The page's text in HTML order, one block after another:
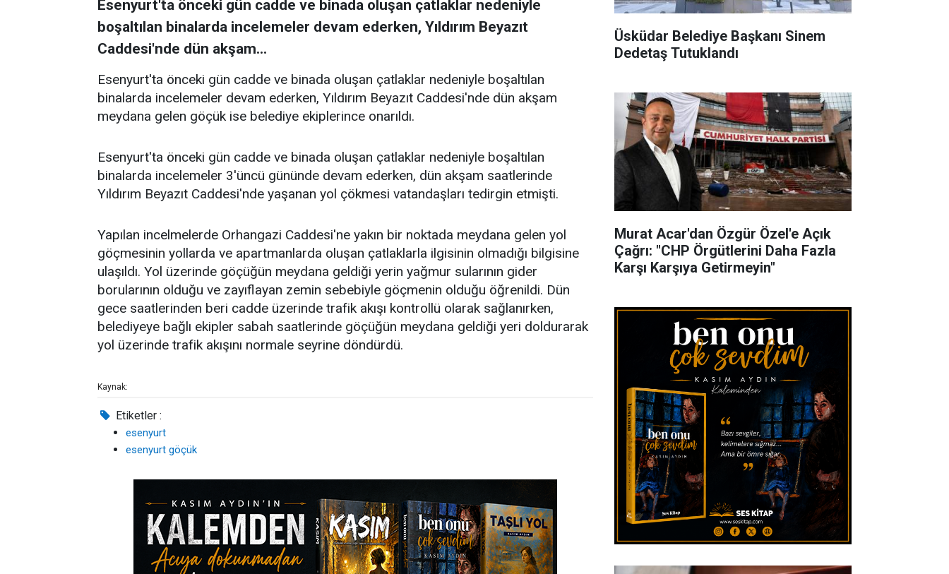
Esenyurt'ta önceki gün cadde ve binada oluşan çatlaklar nedeniyle
boşaltılan binalarda incelemeler devam ederken, Yıldırım Beyazıt
Caddesi'nde dün akşam...
Esenyurt'ta önceki gün cadde ve binada oluşan çatlaklar nedeniyle boşaltılan
binalarda incelemeler devam ederken, Yıldırım Beyazıt Caddesi'nde dün akşam
meydana gelen göçük ise belediye ekiplerince onarıldı.
Esenyurt'ta önceki gün cadde ve binada oluşan çatlaklar nedeniyle boşaltılan
binalarda incelemeler 3'üncü gününde devam ederken, dün akşam saatlerinde
Yıldırım Beyazıt Caddesi'nde yaşanan yol çökmesi vatandaşları tedirgin etmişti.
Yapılan incelmelerde Orhangazi Caddesi'ne yakın bir noktada meydana gelen yol
göçmesinin yollarda ve apartmanlarda oluşan çatlaklarla ilgisinin olmadığı bilgisine
ulaşıldı. Yol üzerinde göçüğün meydana geldiği yerin yağmur sularının gider
borularının olduğu ve zayıflayan zemin sebebiyle göçmenin olduğu öğrenildi. Dün
gece saatlerinden beri cadde üzerinde trafik akışı kontrollü olarak sağlanırken,
belediyeye bağlı ekipler sabah saatlerinde göçüğün meydana geldiği yeri doldurarak
yol üzerinde trafik akışını normale seyrine döndürdü.
Kaynak:
Etiketler :
esenyurt
esenyurt göçük
Üsküdar Belediye Başkanı Sinem
Dedetaş Tutuklandı
Murat Acar'dan Özgür Özel'e Açık
Çağrı: "CHP Örgütlerini Daha Fazla
Karşı Karşıya Getirmeyin"